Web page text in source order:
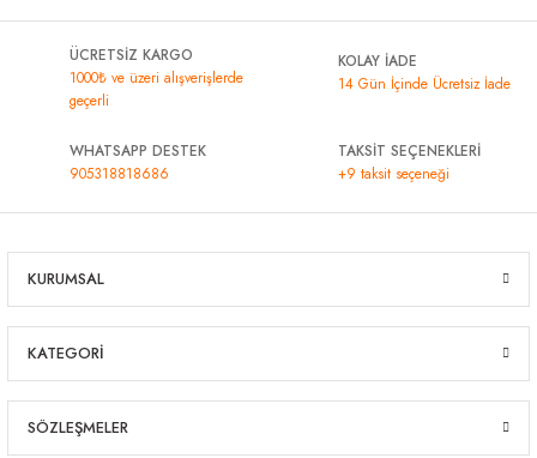
ÜCRETSİZ KARGO
1000₺ ve üzeri alışverişlerde
geçerli
KOLAY İADE
14 Gün İçinde Ücretsiz İade
WHATSAPP DESTEK
905318818686
TAKSİT SEÇENEKLERİ
+9 taksit seçeneği
KURUMSAL
KATEGORİ
SÖZLEŞMELER